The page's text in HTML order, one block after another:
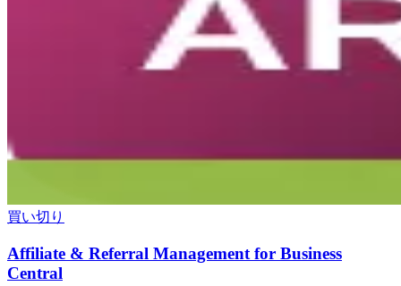
買い切り
Affiliate & Referral Management for Business
Central